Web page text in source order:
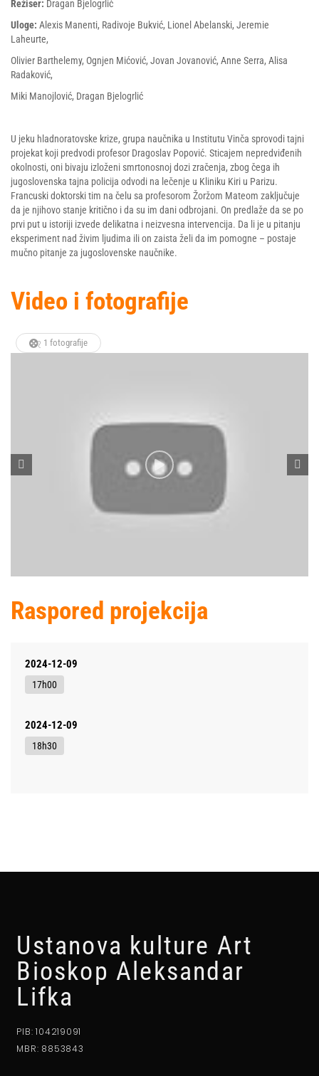
Režiser: Dragan Bjelogrlić
Uloge: Alexis Manenti, Radivoje Bukvić, Lionel Abelanski, Jeremie
Laheurte,
Olivier Barthelemy, Ognjen Mićović, Jovan Jovanović, Anne Serra, Alisa
Radaković,
Miki Manojlović, Dragan Bjelogrlić
U jeku hladnoratovske krize, grupa naučnika u Institutu Vinča sprovodi tajni
projekat koji predvodi profesor Dragoslav Popović. Sticajem nepredviđenih
okolnosti, oni bivaju izloženi smrtonosnoj dozi zračenja, zbog čega ih
jugoslovenska tajna policija odvodi na lečenje u Kliniku Kiri u Parizu.
Francuski doktorski tim na čelu sa profesorom Žoržom Mateom zaključuje
da je njihovo stanje kritično i da su im dani odbrojani. On predlaže da se po
prvi put u istoriji izvede delikatna i neizvesna intervencija. Da li je u pitanju
eksperiment nad živim ljudima ili on zaista želi da im pomogne – postaje
mučno pitanje za jugoslovenske naučnike.
Video i fotografije
1 fotografije
Raspored projekcija
2024-12-09
17h00
2024-12-09
18h30
Ustanova kulture Art
Bioskop Aleksandar
Lifka
PIB: 104219091
MBR: 8853843